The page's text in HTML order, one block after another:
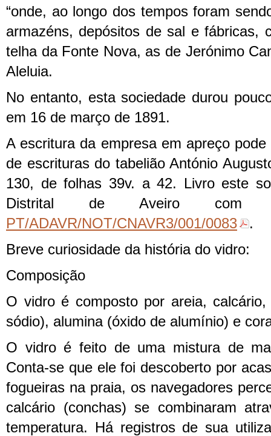
“onde, ao longo dos tempos foram
armazéns, depósitos de sal e fábricas,
telha da Fonte Nova, as de Jerónimo
Aleluia.
No entanto, esta sociedade durou
em 16 de março de 1891.
A escritura da empresa em apreço
de escrituras do tabelião António
130, de folhas 39v. a 42. Livro este
Distrital de Aveiro
PT/ADAVR/NOT/CNAVR3/001/0083
.
Breve curiosidade da história do vidro:
Composição
O vidro é composto por areia,
sódio), alumina (óxido de alumínio) e
O vidro é feito de uma mistura de
Conta-se que ele foi descoberto por
fogueiras na praia, os navegadores
calcário (conchas) se combinaram
temperatura. Há registros de sua